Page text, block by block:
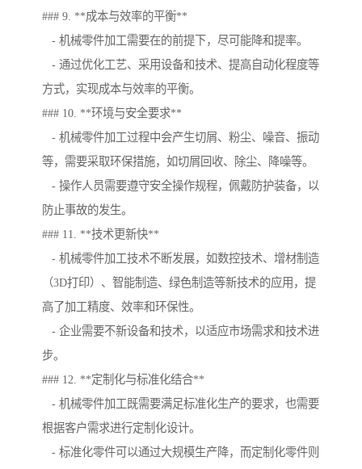
### 9. **成本与效率的平衡**
- 机械零件加工需要在的前提下，尽可能降和提率。
- 通过优化工艺、采用设备和技术、提高自动化程度等
方式，实现成本与效率的平衡。
### 10. **环境与安全要求**
- 机械零件加工过程中会产生切屑、粉尘、噪音、振动
等，需要采取环保措施，如切屑回收、除尘、降噪等。
- 操作人员需要遵守安全操作规程，佩戴防护装备，以
防止事故的发生。
### 11. **技术更新快**
- 机械零件加工技术不断发展，如数控技术、增材制造
（3D打印）、智能制造、绿色制造等新技术的应用，提
高了加工精度、效率和环保性。
- 企业需要不新设备和技术，以适应市场需求和技术进
步。
### 12. **定制化与标准化结合**
- 机械零件加工既需要满足标准化生产的要求，也需要
根据客户需求进行定制化设计。
- 标准化零件可以通过大规模生产降，而定制化零件则